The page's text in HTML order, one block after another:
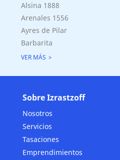
Alsina 1888
Arenales 1556
Ayres de Pilar
Barbarita
VER MÁS
Sobre Izrastzoff
Nosotros
Servicios
Tasaciones
Emprendimientos